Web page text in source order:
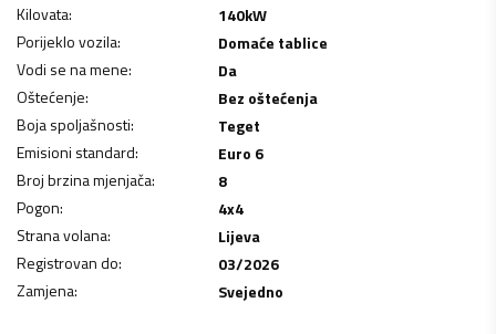
Kilovata: 140kW
Porijeklo vozila:
Domaće tablice
Vodi se na mene:
Da
Oštećenje:
Bez oštećenja
Boja spoljašnosti:
Teget
Emisioni standard:
Euro 6
Broj brzina mjenjača:
8
Pogon:
4x4
Strana volana:
Lijeva
Registrovan do:
03/2026
Zamjena: Svejedno